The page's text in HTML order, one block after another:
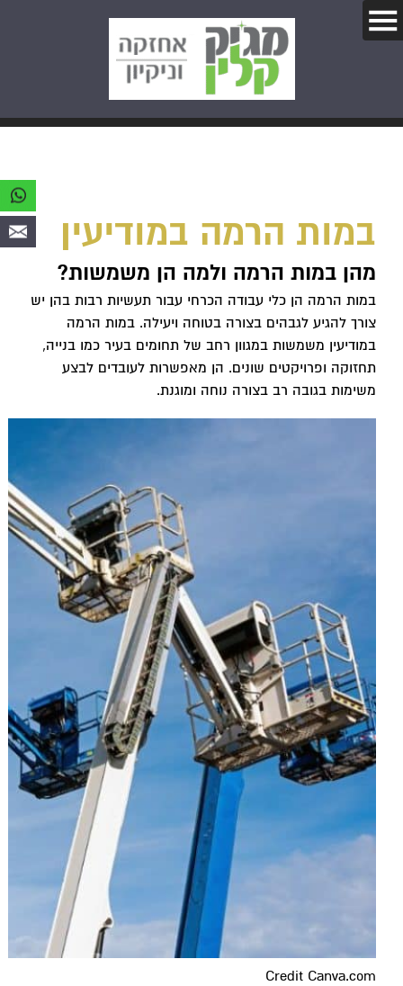
במות הרמה במודיעין
מהן במות הרמה ולמה הן משמשות?
במות הרמה הן כלי עבודה הכרחי עבור תעשיות רבות בהן יש
צורך להגיע לגבהים בצורה בטוחה ויעילה. במות הרמה
במודיעין משמשות במגוון רחב של תחומים בעיר כמו בנייה,
תחזוקה ופרויקטים שונים. הן מאפשרות לעובדים לבצע
משימות בגובה רב בצורה נוחה ומוגנת.
Credit Canva.com